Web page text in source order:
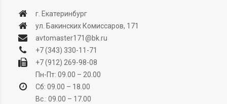
г. Екатеринбург
ул. Бакинских Комиссаров, 171
avtomaster171@bk.ru
+7 (343) 330-11-71
+7 (912) 269-98-08
Пн-Пт: 09.00 – 20.00
Сб: 09.00 – 18.00
Вс.: 09.00 – 17.00